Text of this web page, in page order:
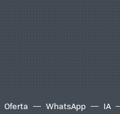
Oferta WhatsApp IA